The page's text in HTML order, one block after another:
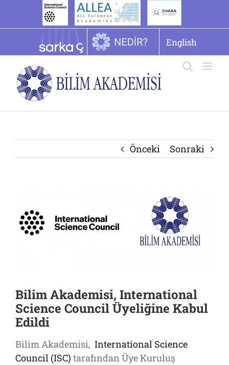
English
Önceki Sonraki
Bilim Akademisi, International
Science Council Üyeliğine Kabul
Edildi
Bilim Akademisi, International Science
Council (ISC) tarafından Üye Kuruluş